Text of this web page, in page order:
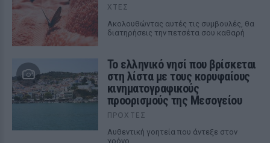
ΧΤΕΣ
Ακολουθώντας αυτές τις συμβουλές, θα
διατηρήσεις την πετσέτα σου καθαρή
Το ελληνικό νησί που βρίσκεται
στη λίστα με τους κορυφαίους
κινηματογραφικούς
προορισμούς της Μεσογείου
ΠΡΟΧΤΈΣ
Αυθεντική γοητεία που άντεξε στον
χρόνο